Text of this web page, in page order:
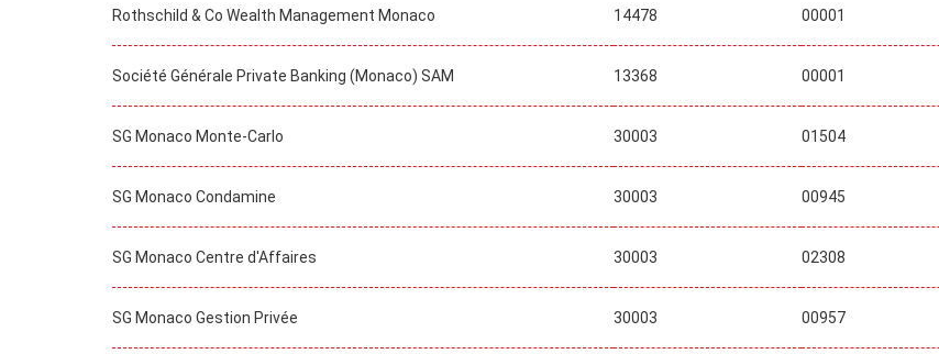
Rothschild & Co Wealth Management Monaco 14478 00001
Société Générale Private Banking (Monaco) SAM 13368 00001
SG Monaco Monte-Carlo 30003 01504
SG Monaco Condamine 30003 00945
SG Monaco Centre d'Affaires 30003 02308
SG Monaco Gestion Privée 30003 00957